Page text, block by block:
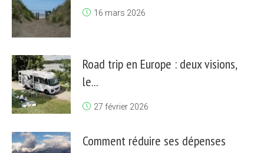
16 mars 2026
Road trip en Europe : deux visions,
le...
27 février 2026
Comment réduire ses dépenses